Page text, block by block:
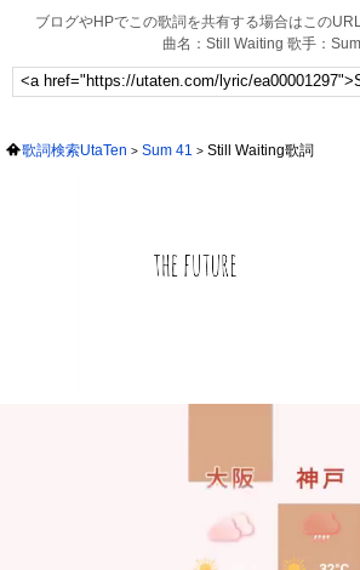
ブログやHPでこの歌詞を共有する場合はこの
曲名：Still Waiting 歌手：
歌詞検索UtaTen Sum 41 Still Waiting歌詞